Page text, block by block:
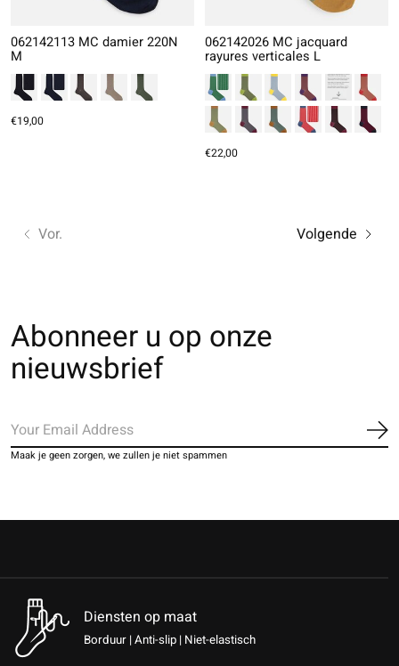
062142113 MC damier 220N
M
€19,00
062142026 MC jacquard
rayures verticales L
€22,00
Vor. Volgende
Abonneer u op onze
nieuwsbrief
Maak je geen zorgen, we zullen je niet spammen
Diensten op maat
Borduur | Anti-slip | Niet-elastisch